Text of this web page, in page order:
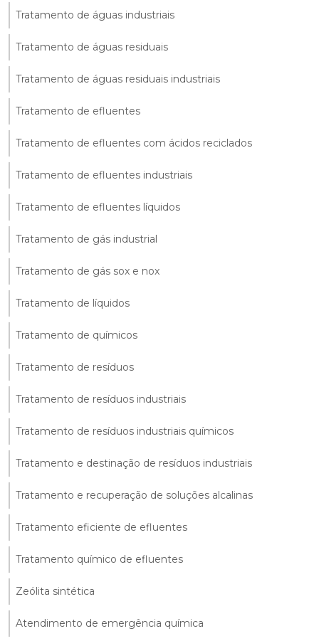
Tratamento de águas industriais
Tratamento de águas residuais
Tratamento de águas residuais industriais
Tratamento de efluentes
Tratamento de efluentes com ácidos reciclados
Tratamento de efluentes industriais
Tratamento de efluentes líquidos
Tratamento de gás industrial
Tratamento de gás sox e nox
Tratamento de líquidos
Tratamento de químicos
Tratamento de resíduos
Tratamento de resíduos industriais
Tratamento de resíduos industriais químicos
Tratamento e destinação de resíduos industriais
Tratamento e recuperação de soluções alcalinas
Tratamento eficiente de efluentes
Tratamento químico de efluentes
Zeólita sintética
Atendimento de emergência química